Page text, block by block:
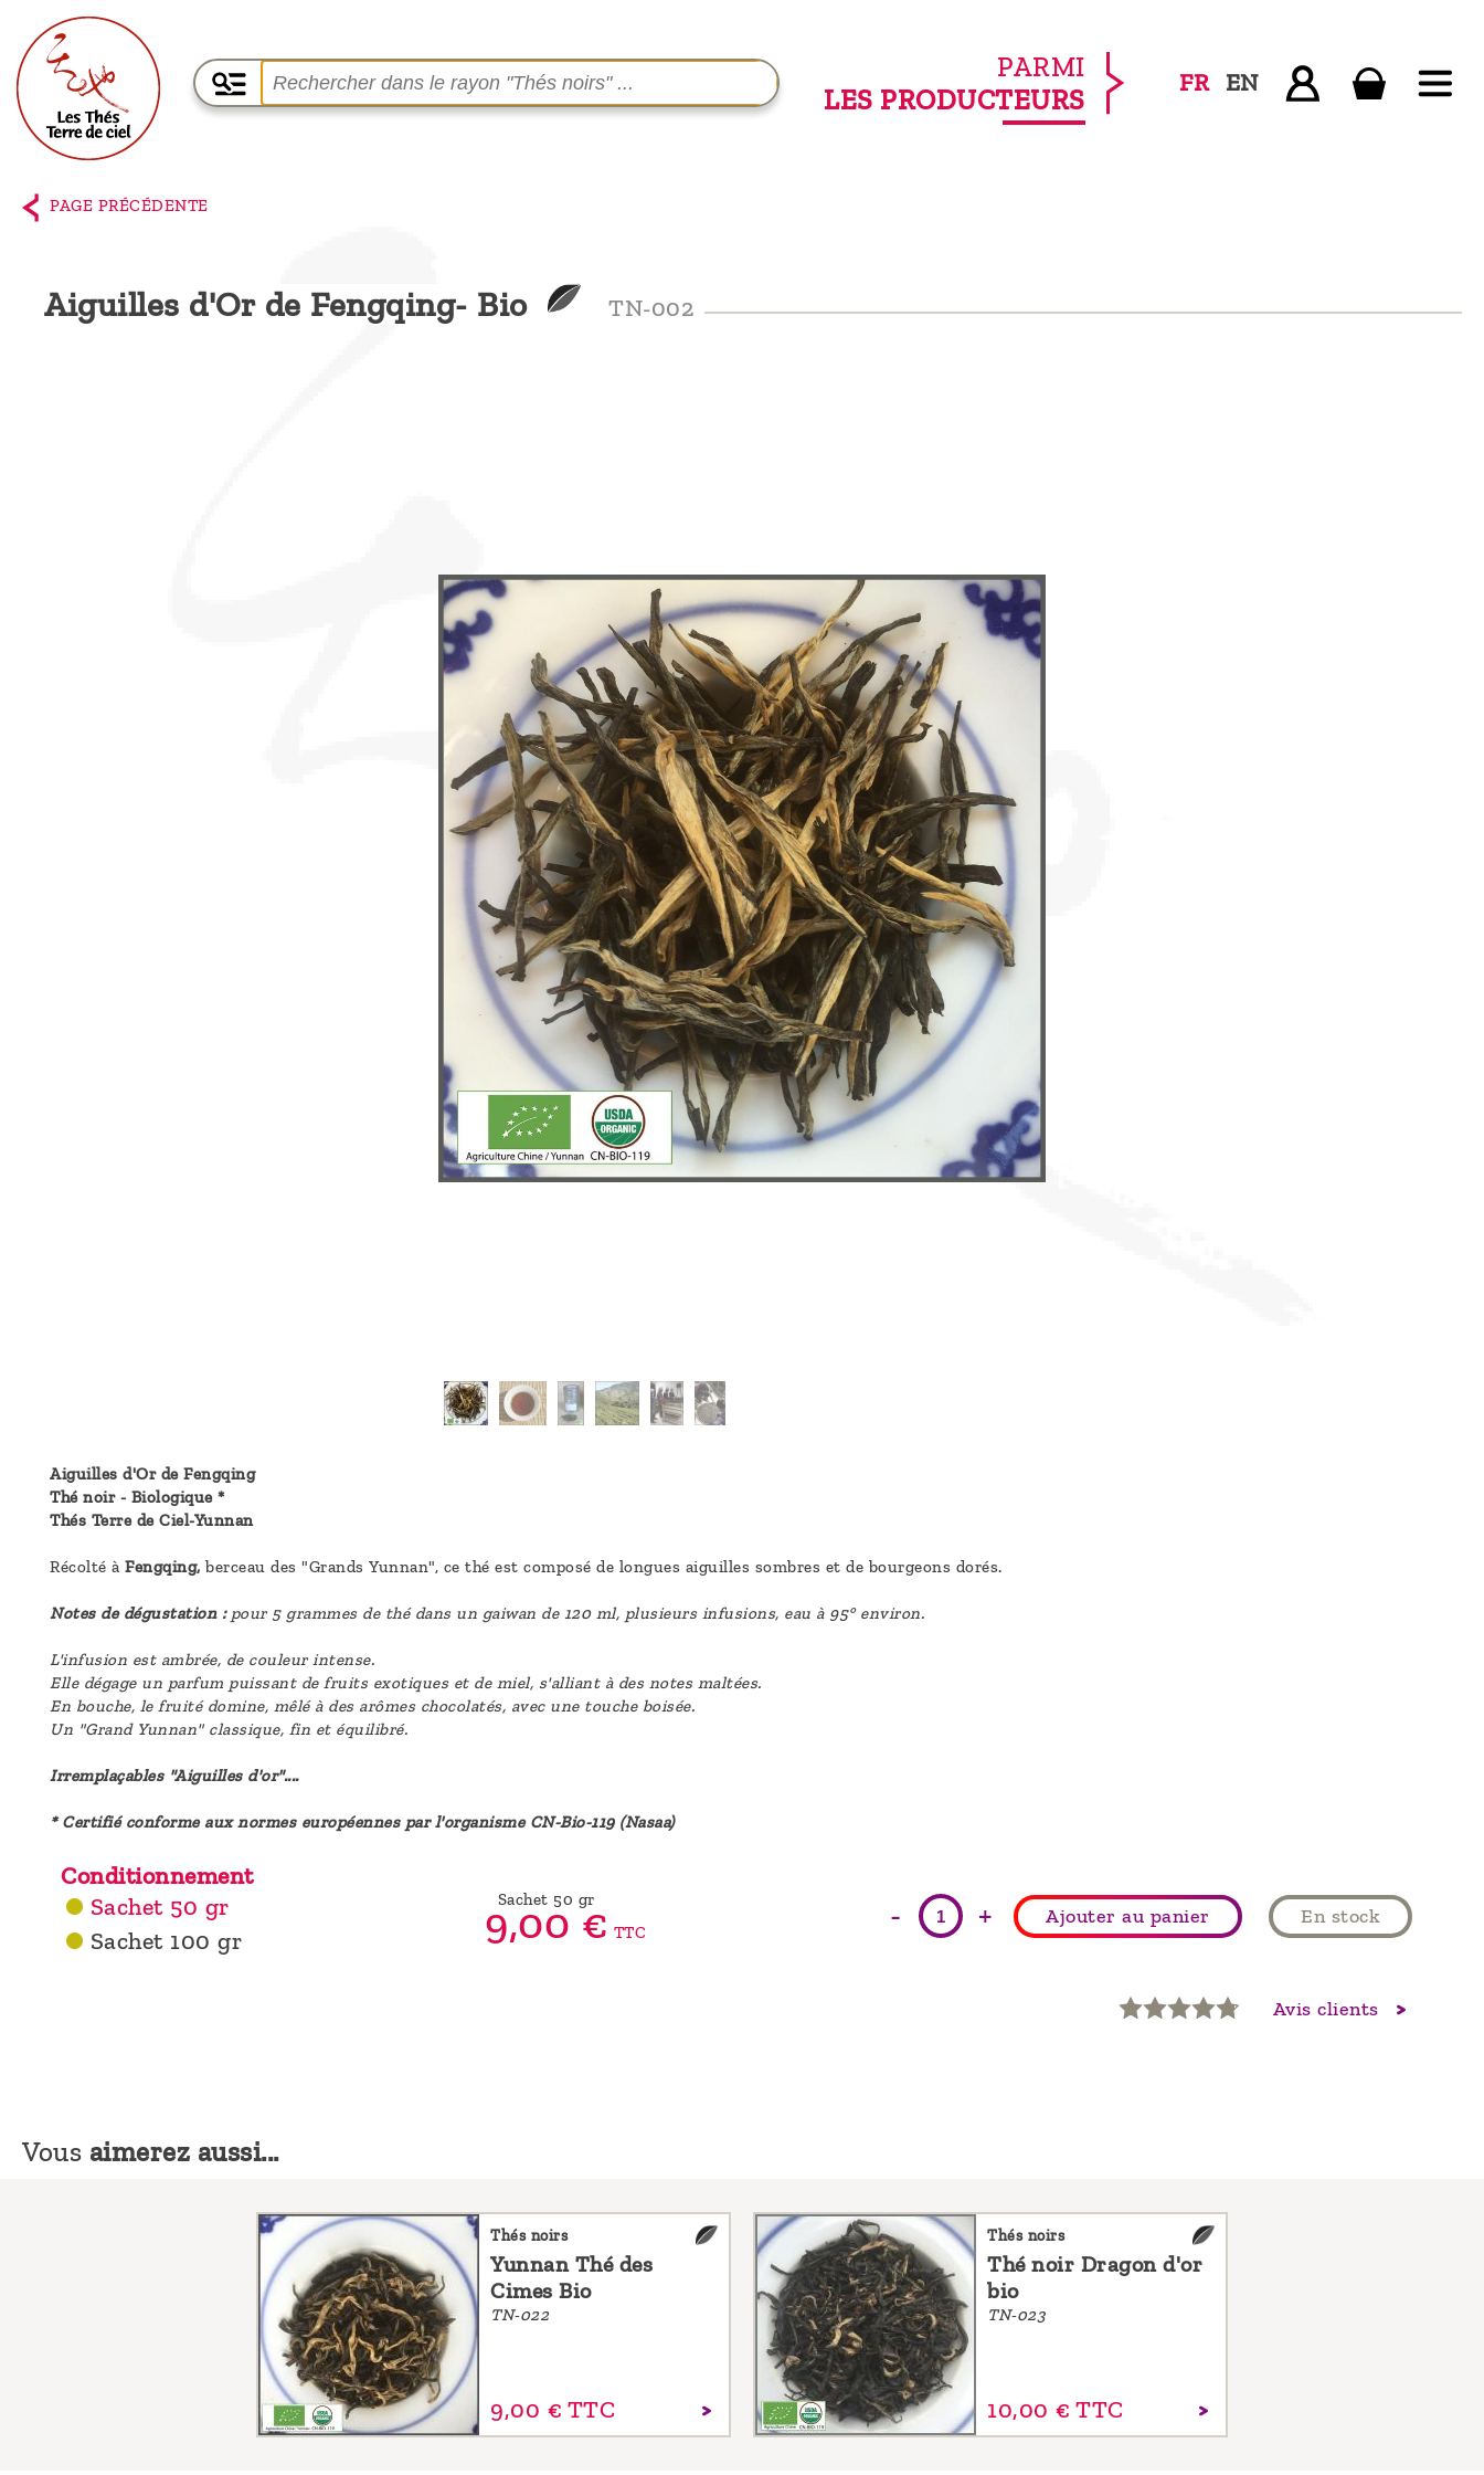
PARMI
LES PRODUCTEURS
FR EN
Accueil
La
Ciel
PAGE PRÉCÉDENTE
Aiguilles d'Or de Fengqing- Bio TN-002
Aiguilles d'Or de Fengqing
Thé noir - Biologique *
Thés Terre de Ciel-Yunnan
Récolté à Fengqing, berceau des "Grands Yunnan", ce thé est composé de longues aiguilles sombres et de bourgeons dorés.
Notes de dégustation : pour 5 grammes de thé dans un gaiwan de 120 ml, plusieurs infusions, eau à 95° environ.
L'infusion est ambrée, de couleur intense.
Elle dégage un parfum puissant de fruits exotiques et de miel, s'alliant à des notes maltées.
En bouche, le fruité domine, mêlé à des arômes chocolatés, avec une touche boisée.
Un "Grand Yunnan" classique, fin et équilibré.
Irremplaçables "Aiguilles d'or"....
* Certifié conforme aux normes européennes par l'organisme CN-Bio-119 (Nasaa)
Conditionnement
Sachet 50 gr
Sachet 100 gr
Sachet 50 gr
9,00€ TTC - + Ajouter au panier En stock
Avis clients
Vous aimerez aussi...
Thés noirs
Yunnan Thé des
Cimes Bio
TN-022
9,00 € TTC
Thés noirs
Thé noir Dragon d'or
bio
TN-023
10,00 € TTC